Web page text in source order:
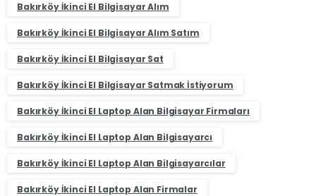
Bakırköy İkinci El Bilgisayar Alım
Bakırköy İkinci El Bilgisayar Alım Satım
Bakırköy İkinci El Bilgisayar Sat
Bakırköy İkinci El Bilgisayar Satmak İstiyorum
Bakırköy İkinci El Laptop Alan Bilgisayar Firmaları
Bakırköy İkinci El Laptop Alan Bilgisayarcı
Bakırköy İkinci El Laptop Alan Bilgisayarcılar
Bakırköy İkinci El Laptop Alan Firmalar